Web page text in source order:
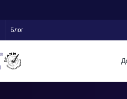
Блог